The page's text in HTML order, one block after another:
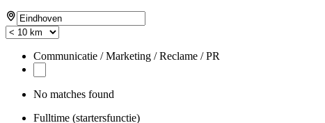
If
you
are
human,
Communicatie / Marketing / Reclame / PR
No matches found
Fulltime (startersfunctie)